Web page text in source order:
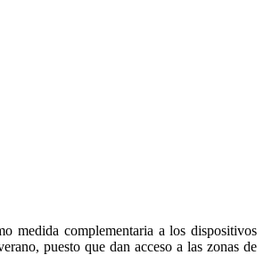
medida complementaria a los dispositivos
puesto que dan acceso a las zonas de